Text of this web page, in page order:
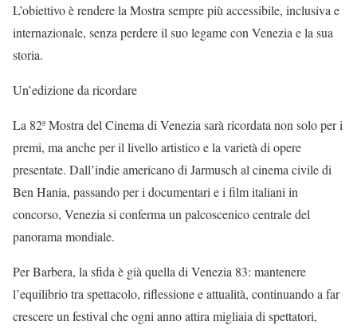
L’obiettivo è rendere la Mostra sempre più accessibile, inclusiva e
internazionale, senza perdere il suo legame con Venezia e la sua
storia.
Un’edizione da ricordare
La 82ª Mostra del Cinema di Venezia sarà ricordata non solo per i
premi, ma anche per il livello artistico e la varietà di opere
presentate. Dall’indie americano di Jarmusch al cinema civile di
Ben Hania, passando per i documentari e i film italiani in
concorso, Venezia si conferma un palcoscenico centrale del
panorama mondiale.
Per Barbera, la sfida è già quella di Venezia 83: mantenere
l’equilibrio tra spettacolo, riflessione e attualità, continuando a far
crescere un festival che ogni anno attira migliaia di spettatori,